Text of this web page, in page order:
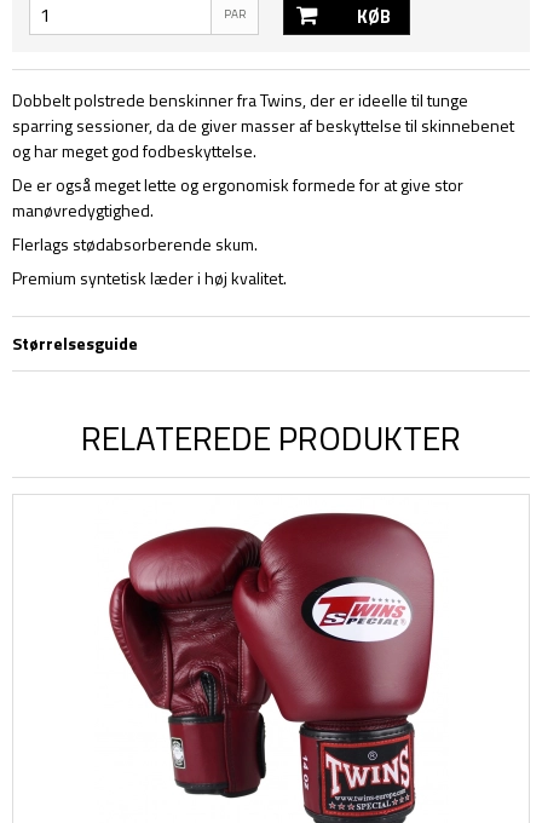
PAR KØB
Dobbelt polstrede benskinner fra Twins, der er ideelle til tunge
sparring sessioner, da de giver masser af beskyttelse til skinnebenet
og har meget god fodbeskyttelse.
De er også meget lette og ergonomisk formede for at give stor
manøvredygtighed.
Flerlags stødabsorberende skum.
Premium syntetisk læder i høj kvalitet.
Størrelsesguide
RELATEREDE PRODUKTER